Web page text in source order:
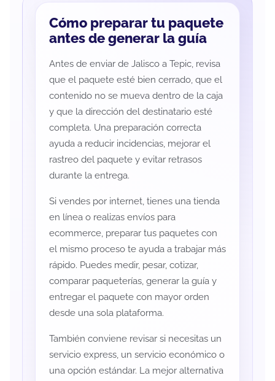
Cómo preparar tu paquete
antes de generar la guía
Antes de enviar de Jalisco a Tepic, revisa
que el paquete esté bien cerrado, que el
contenido no se mueva dentro de la caja
y que la dirección del destinatario esté
completa. Una preparación correcta
ayuda a reducir incidencias, mejorar el
rastreo del paquete y evitar retrasos
durante la entrega.
Si vendes por internet, tienes una tienda
en línea o realizas envíos para
ecommerce, preparar tus paquetes con
el mismo proceso te ayuda a trabajar más
rápido. Puedes medir, pesar, cotizar,
comparar paqueterías, generar la guía y
entregar el paquete con mayor orden
desde una sola plataforma.
También conviene revisar si necesitas un
servicio express, un servicio económico o
una opción estándar. La mejor alternativa